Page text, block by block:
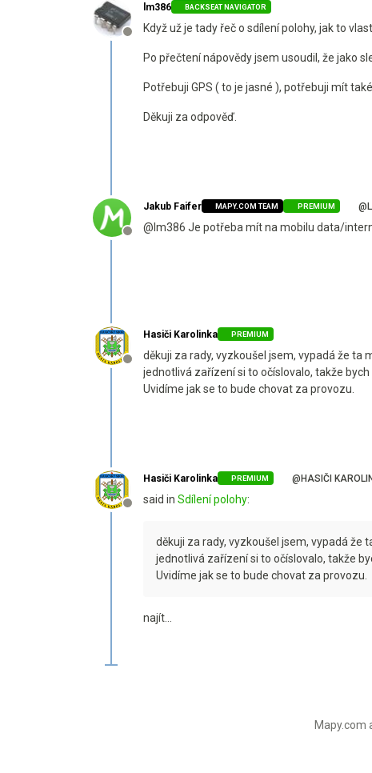
Offline
lm386 BACKSEAT NAVIGATOR
Když už je tady řeč o sdílení polohy, jak to
Po přečtení nápovědy jsem usoudil, že jako
Potřebuji GPS ( to je jasné ), potřebuji mít
Děkuji za odpověď.
Offline
Jakub Faifer MAPY.COM TEAM PREMIUM
@lm386 Je potřeba mít na mobilu data/
Offline
Hasiči Karolinka PREMIUM
děkuji za rady, vyzkoušel jsem, vypadá že ta
jednotlivá zařízení si to očíslovalo, takže bych
Uvidíme jak se to bude chovat za provozu.
Offline
Hasiči Karolinka PREMIUM @HASIČI
said in Sdílení polohy:
děkuji za rady, vyzkoušel jsem, vypadá že
jednotlivá zařízení si to očíslovalo, takže
Uvidíme jak se to bude chovat za provozu.
najít...
Mapy.com